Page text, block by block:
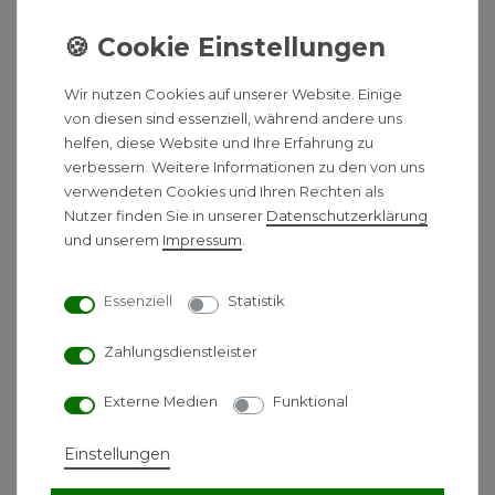
designed für größtes Duschvergnügen
Umweltverträglich und kostengünstig zu
reinigen. Kalkrückstände lassen sich
kinderleicht mit dem Finger abrubbeln
QuickClean
Handbrause ist im Dusch- oder
einsetzbar. Einfach an vorhandenen
Brauseschlauch schrauben
In allen Bestandteilen sind Premium-
Nachhaltigkeit im Haushalt
152x259x66mm
Wir nutzen Cookies auf unserer Website. Einige
von diesen sind essenziell, während andere uns
helfen, diese Website und Ihre Erfahrung zu
verbessern. Weitere Informationen zu den von uns
verwendeten Cookies und Ihren Rechten als
Nutzer finden Sie in unserer Daten­schutz­erklärung
und unserem Impressum
Essenziell Statistik
Zahlungsdienstleister
Externe Medien Funktional
Einstellungen